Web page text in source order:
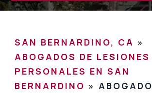
SAN BERNARDINO, CA »
ABOGADOS DE LESIONES
PERSONALES EN SAN
BERNARDINO » ABOGADO